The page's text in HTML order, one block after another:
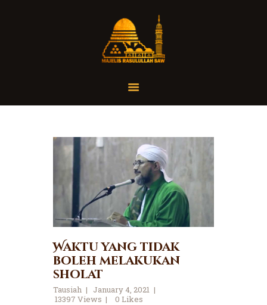
Home
Tausiah
Tanya Yuk
Dokumentasi
Referensi
Waktu yang tidak
boleh melakukan
sholat
Tausiah
January 4, 2021
13397 Views 0 Likes